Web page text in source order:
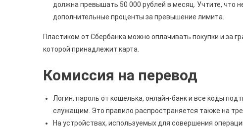
должна превышать 50 000 рублей в месяц. Учтите, что
дополнительные проценты за превышение лимита.
Пластиком от Сбербанка можно оплачивать покупки и за
которой принадлежит карта.
Комиссия на перевод
Логин, пароль от кошелька, онлайн-банк и все коды
служащим. Это правило распространяется также на
На устройствах, используемых для совершения